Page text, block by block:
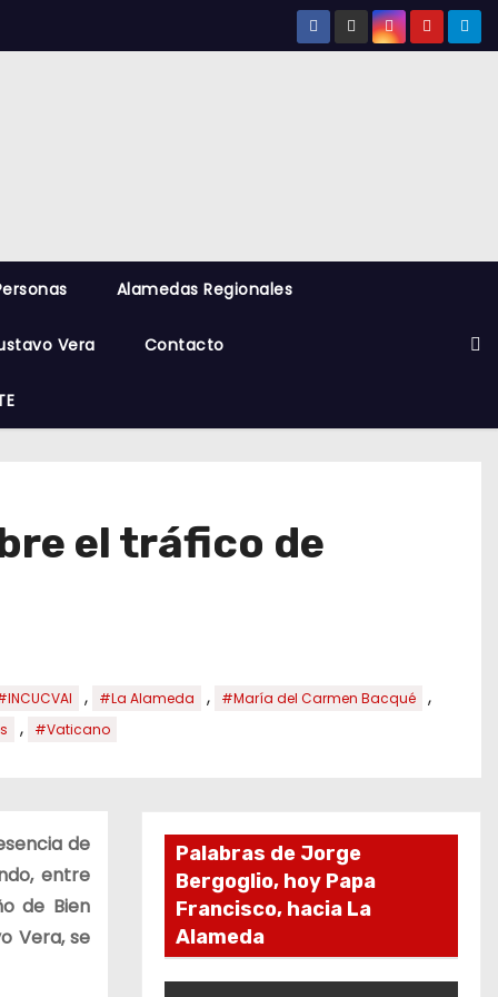
Alamedas Regionales
Vera Contacto
el tráfico de
, #La Alameda , #María del Carmen Bacqué ,
, #Vaticano
de
entre
de Bien
Vera, se
Palabras de Jorge
Bergoglio, hoy Papa
Francisco, hacia La
Alameda